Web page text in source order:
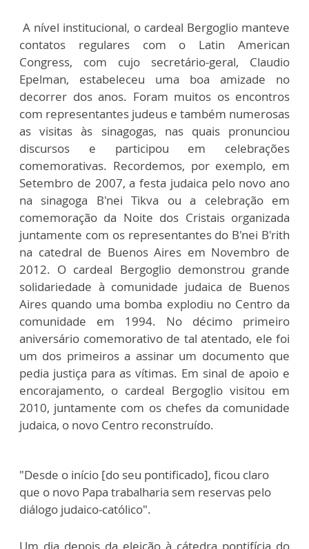
A nível institucional, o cardeal Bergoglio manteve
contatos regulares com o Latin American
Congress, com cujo secretário-geral, Claudio
Epelman, estabeleceu uma boa amizade no
decorrer dos anos. Foram muitos os encontros
com representantes judeus e também numerosas
as visitas às sinagogas, nas quais pronunciou
discursos e participou em celebrações
comemorativas. Recordemos, por exemplo, em
Setembro de 2007, a festa judaica pelo novo ano
na sinagoga B'nei Tikva ou a celebração em
comemoração da Noite dos Cristais organizada
juntamente com os representantes do B'nei B'rith
na catedral de Buenos Aires em Novembro de
2012. O cardeal Bergoglio demonstrou grande
solidariedade à comunidade judaica de Buenos
Aires quando uma bomba explodiu no Centro da
comunidade em 1994. No décimo primeiro
aniversário comemorativo de tal atentado, ele foi
um dos primeiros a assinar um documento que
pedia justiça para as vítimas. Em sinal de apoio e
encorajamento, o cardeal Bergoglio visitou em
2010, juntamente com os chefes da comunidade
judaica, o novo Centro reconstruído.
"Desde o início [do seu pontificado], ficou claro
que o novo Papa trabalharia sem reservas pelo
diálogo judaico-católico".